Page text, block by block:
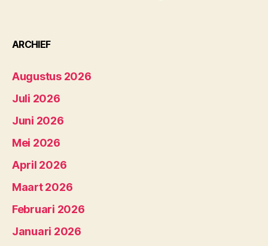
ARCHIEF
Augustus 2026
Juli 2026
Juni 2026
Mei 2026
April 2026
Maart 2026
Februari 2026
Januari 2026